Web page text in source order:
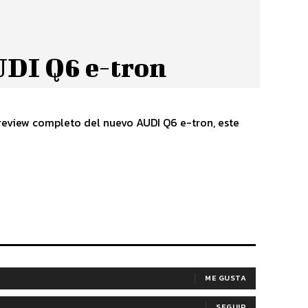
Q6 e-tron
completo del nuevo AUDI Q6 e-tron, este
ME GUSTA